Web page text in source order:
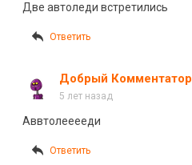
Две автоледи встретились
Ответить
Добрый Комментатор
5 лет назад
Аввтолееееди
Ответить